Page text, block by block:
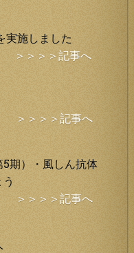
実施しました
＞＞＞＞記事へ
＞＞＞＞記事へ
期）・風しん抗体
＞＞＞＞記事へ